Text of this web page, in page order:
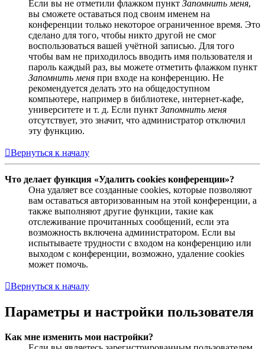
Если вы не отметили флажком пункт Запомнить меня,
вы сможете оставаться под своим именем на
конференции только некоторое ограниченное время. Это
сделано для того, чтобы никто другой не смог
воспользоваться вашей учётной записью. Для того
чтобы вам не приходилось вводить имя пользователя и
пароль каждый раз, вы можете отметить флажком пункт
Запомнить меня при входе на конференцию. Не
рекомендуется делать это на общедоступном
компьютере, например в библиотеке, интернет-кафе,
университете и т. д. Если пункт Запомнить меня
отсутствует, это значит, что администратор отключил
эту функцию.
Вернуться к началу
Что делает функция «Удалить cookies конференции»?
Она удаляет все созданные cookies, которые позволяют
вам оставаться авторизованным на этой конференции, а
также выполняют другие функции, такие как
отслеживание прочитанных сообщений, если эта
возможность включена администратором. Если вы
испытываете трудности с входом на конференцию или
выходом с конференции, возможно, удаление cookies
может помочь.
Вернуться к началу
Параметры и настройки пользователя
Как мне изменить мои настройки?